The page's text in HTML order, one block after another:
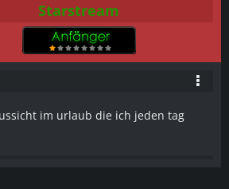
Starstream
im urlaub die ich jeden tag